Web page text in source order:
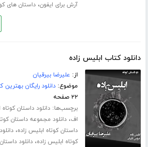
آرش برای ایفون،داستان های
دانلود کتاب ابلیس زاده
از: علیرضا بیرقیان
موضوع:دانلود رایگان
۲۲ صفحه
برچسب‌ها:دانلود داستان
اف،دانلود مجموعه داستان
داستان کوتاه ابلیس زاده،
کوتاه ابلیس زاده،دانلود